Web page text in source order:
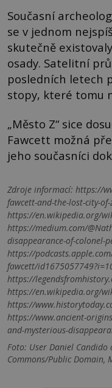
Současní
se v jednom
skutečně
osady. Satelitní
posledních letech
stopy, které tomu
„Město Z“ sice
Fawcett možná
jeho současníci
Zdroje informací: https://
fawcett-and-the-lost-city-of-
https://en.wikipedia.org/
https://medium.com/
disappearance-of-colonel-
https://
fawcett/
https://
https://en.wikipedia.org/
https://
https://www.ancient-
and-mysterious-
Foto: User Daniel
Commons/Public Domain,